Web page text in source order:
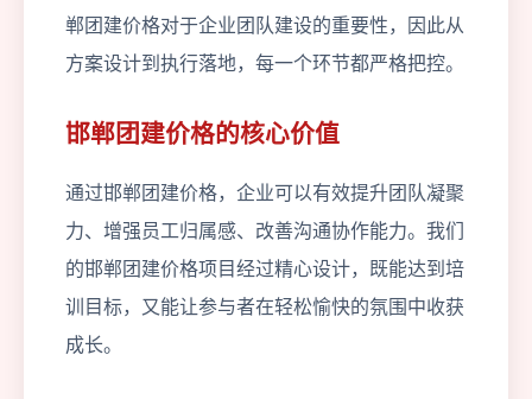
郸团建价格对于企业团队建设的重要性，因此从
方案设计到执行落地，每一个环节都严格把控。
邯郸团建价格的核心价值
通过邯郸团建价格，企业可以有效提升团队凝聚
力、增强员工归属感、改善沟通协作能力。我们
的邯郸团建价格项目经过精心设计，既能达到培
训目标，又能让参与者在轻松愉快的氛围中收获
成长。